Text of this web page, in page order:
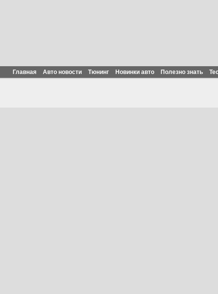
Главная Авто новости Тюнинг Новинки авто Полезно знать